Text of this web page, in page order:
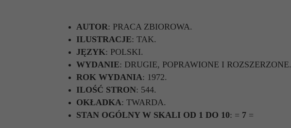
AUTOR: PRACA ZBIOROWA.
ILUSTRACJE: TAK.
JĘZYK: POLSKI.
WYDANIE: DRUGIE, POPRAWIONE I ROZSZERZONE.
ROK WYDANIA: 1972.
ILOŚĆ STRON: 544.
OKŁADKA: TWARDA.
STAN OGÓLNY W SKALI OD 1 DO 10: = 7 =